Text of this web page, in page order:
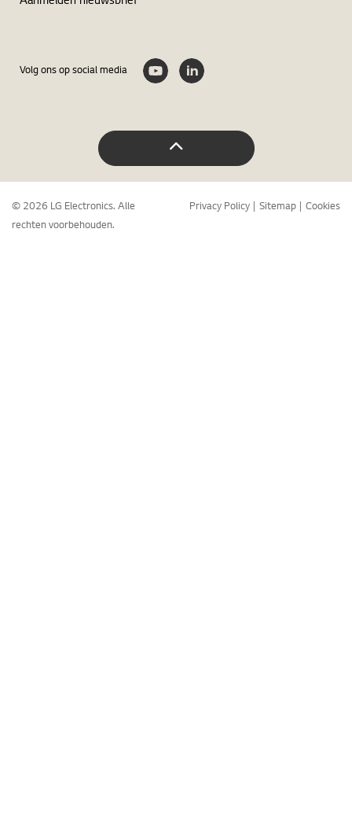
Volg ons op social media
© 2026 LG Electronics. Alle
rechten voorbehouden.
Privacy Policy Sitemap Cookies